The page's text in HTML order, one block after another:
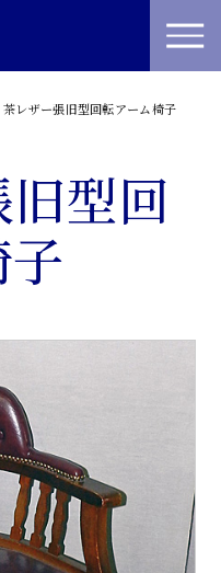
茶レザー張旧型回転アーム椅子
型回